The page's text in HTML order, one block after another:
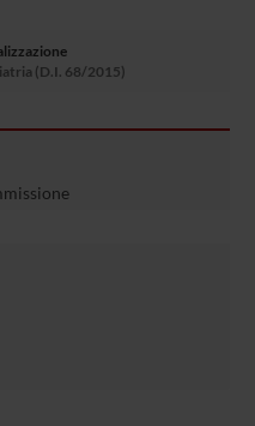
(D.I. 68/2015)